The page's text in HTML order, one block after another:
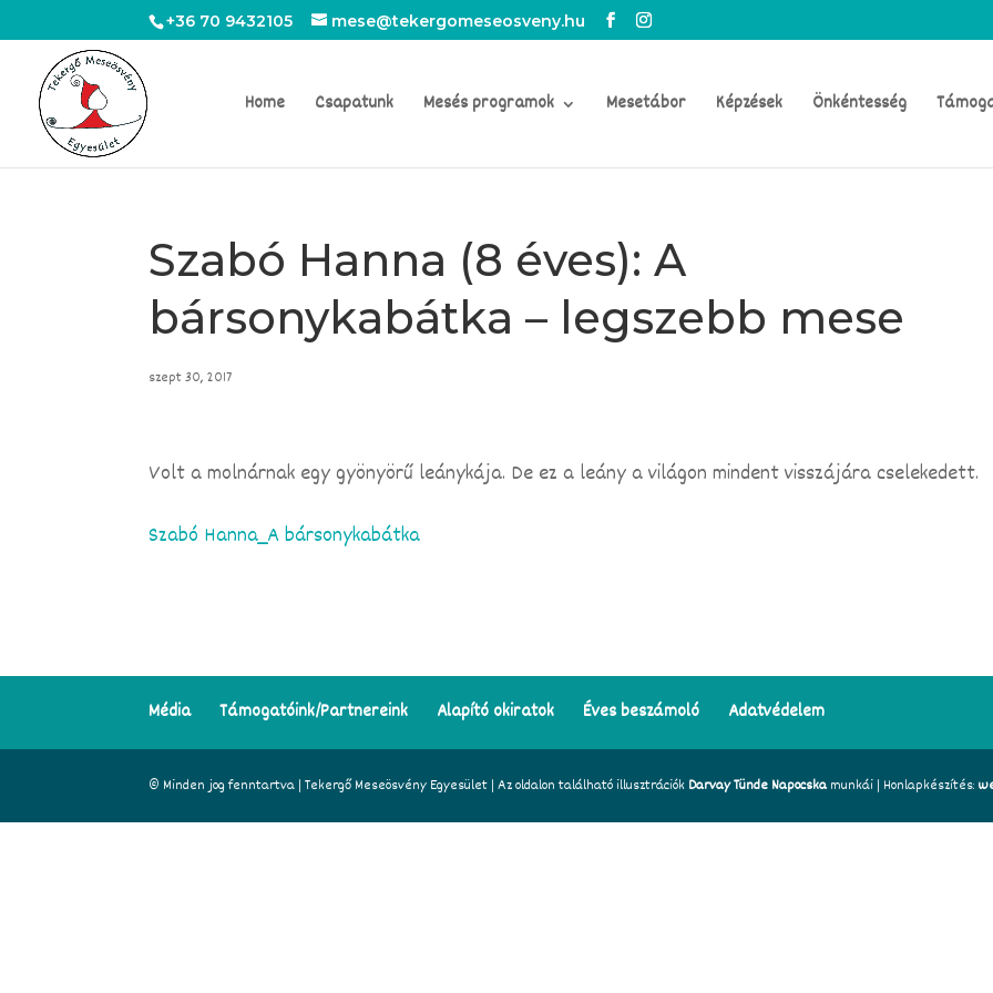
+36 70 9432105 mese@tekergomeseosveny.hu
Home Csapatunk Mesés programok Mesetábor Képzések Önkéntesség
Szabó Hanna (8 éves): A
bársonykabátka – legszebb mese
szept 30, 2017
Volt a molnárnak egy gyönyörű leánykája. De ez a leány a világon mindent visszájára cselekedett.
Szabó Hanna_A bársonykabátka
Média Támogatóink/Partnereink Alapító okiratok Éves beszámoló Adatvédelem
© Minden jog fenntartva | Tekergő Meseösvény Egyesület | Az oldalon található illusztrációk Darvay Tünde Napocskamunkái | Honlapkészítés: